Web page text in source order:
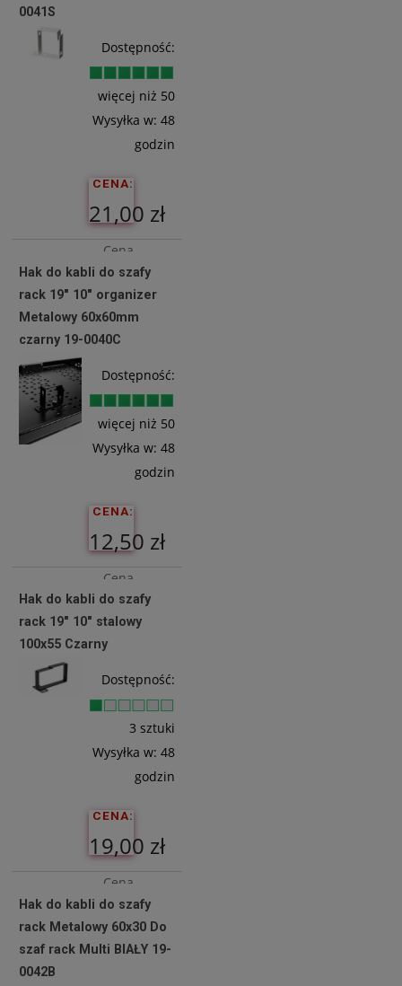
Do
0041S
Dostępność:
więcej niż 50
Wysyłka w: 48
godzin
CENA:
21,00 zł
Cena
netto:
17,07 zł
Do
Hak do kabli do szafy
rack 19" 10" organizer
Metalowy 60x60mm
czarny 19-0040C
Dostępność:
więcej niż 50
Wysyłka w: 48
godzin
CENA:
12,50 zł
Cena
netto:
10,16 zł
Do
Hak do kabli do szafy
rack 19" 10" stalowy
100x55 Czarny
Dostępność:
3 sztuki
Wysyłka w: 48
godzin
CENA:
19,00 zł
Cena
netto:
15,45 zł
Hak do kabli do szafy
rack Metalowy 60x30 Do
szaf rack Multi BIAŁY 19-
0042B